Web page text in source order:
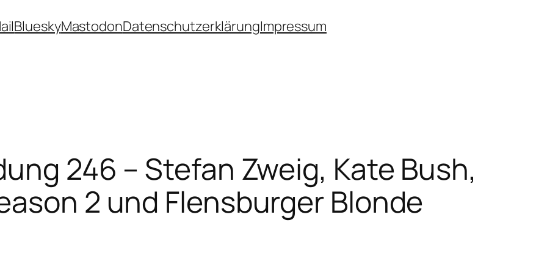
BlueskyMastodonDatenschutzerklärungImpressum
246 – Stefan Zweig, Kate Bush,
2 und Flensburger Blonde